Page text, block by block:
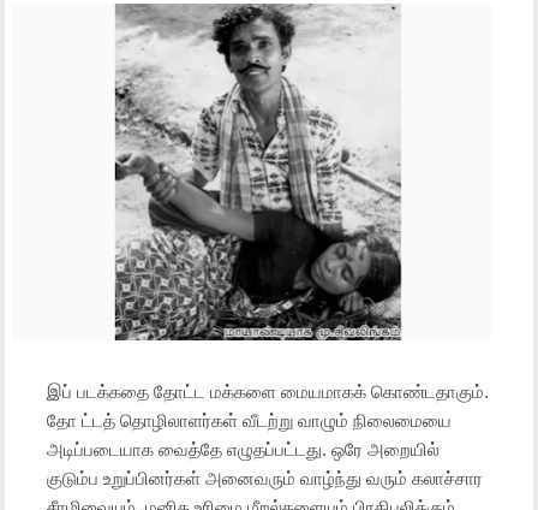
இப் படக்கதை தோட்ட மக்களை மையமாகக் கொண்டதாகும்.
தோ ட்டத் தொழிலாளர்கள் வீடற்று வாழும் நிலைமையை
அடிப்படையாக வைத்தே எழுதப்பட்டது. ஒரேஅறையில்
குடும்ப உறுப்பினர்கள் அனைவரும் வாழ்ந்து வரும் கலாச்சார